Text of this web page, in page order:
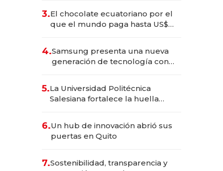
3.El chocolate ecuatoriano por el
que el mundo paga hasta US$
4.Samsung presenta una nueva
generación de tecnología con
5.La Universidad Politécnica
Salesiana fortalece la huella
6.Un hub de innovación abrió sus
puertas en Quito
7.Sostenibilidad, transparencia y